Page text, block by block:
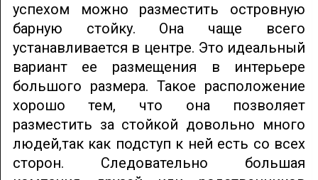
успехом можно разместить островную
барную стойку. Она чаще всего
устанавливается в центре. Это идеальный
вариант ее размещения в интерьере
большого размера. Такое расположение
хорошо тем, что она позволяет
разместить за стойкой довольно много
людей,так как подступ к ней есть со всех
сторон. Следовательно большая